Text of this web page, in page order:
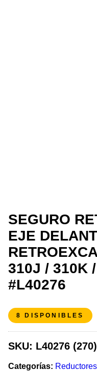
SEGURO
EJE
310J / 310K
#L40276
8 DISPONIBLES
SKU: L40276 (270)
Categorías: